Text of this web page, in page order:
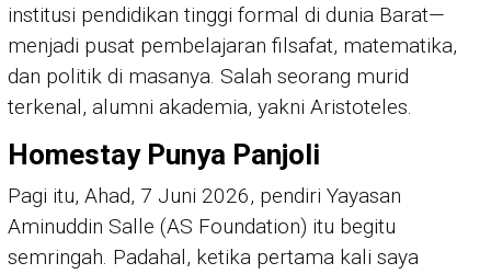
institusi pendidikan tinggi formal di dunia Barat—
menjadi pusat pembelajaran filsafat, matematika,
dan politik di masanya. Salah seorang murid
terkenal, alumni akademia, yakni Aristoteles.
Homestay Punya Panjoli
Pagi itu, Ahad, 7 Juni 2026, pendiri Yayasan
Aminuddin Salle (AS Foundation) itu begitu
semringah. Padahal, ketika pertama kali saya